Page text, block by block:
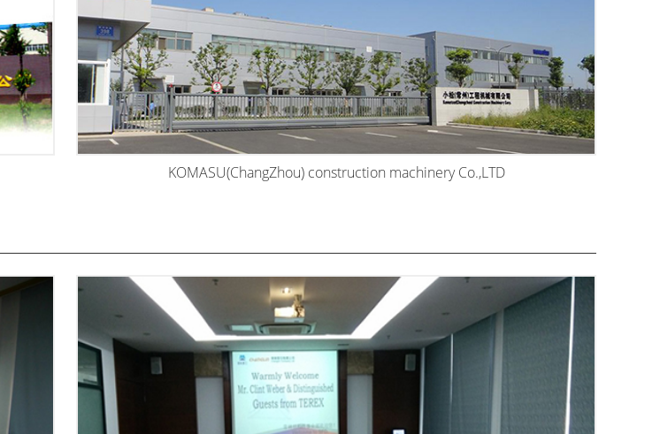
KOMASU(ChangZhou) construction machinery Co.,LTD